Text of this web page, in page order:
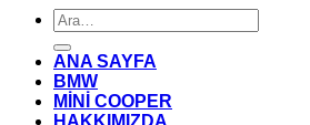
Ara:
ANA SAYFA
BMW
MİNİ COOPER
HAKKIMIZDA